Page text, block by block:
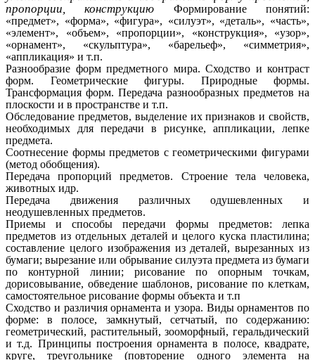
пропорции, конструкцию Формирование понятий:
«предмет», «форма», «фигура», «силуэт», «деталь», «часть»,
«элемент», «объем», «пропорции», «конструкция», «узор»,
«орнамент», «скульптура», «барельеф», «симметрия»,
«аппликация» и т.п.
Разнообразие форм предметного мира. Сходство и контраст
форм. Геометрические фигуры. Природные формы.
Трансформация форм. Передача разнообразных предметов на
плоскости и в пространстве и т.п.
Обследование предметов, выделение их признаков и свойств,
необходимых для передачи в рисунке, аппликации, лепке
предмета.
Соотнесение формы предметов с геометрическими фигурами
(метод обобщения).
Передача пропорций предметов. Строение тела человека,
животных идр.
Передача движения различных одушевленных и
неодушевленных предметов.
Приемы и способы передачи формы предметов: лепка
предметов из отдельных деталей и целого куска пластилина;
составление целого изображения из деталей, вырезанных из
бумаги; вырезание или обрывание силуэта предмета из бумаги
по контурной линии; рисование по опорным точкам,
дорисовывание, обведение шаблонов, рисование по клеткам,
самостоятельное рисование формы объекта и т.п
Сходство и различия орнамента и узора. Виды орнаментов по
форме: в полосе, замкнутый, сетчатый, по содержанию:
геометрический, растительный, зооморфный, геральдический
и т.д. Принципы построения орнамента в полосе, квадрате,
круге, треугольнике (повторение одного элемента на